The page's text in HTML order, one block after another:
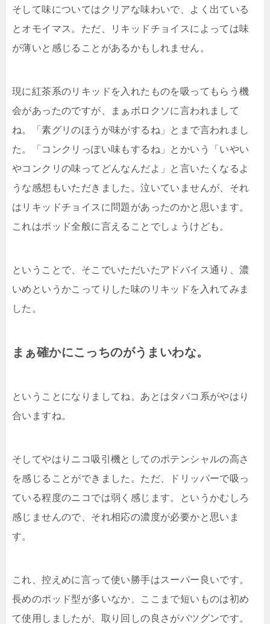
そして味についてはクリアな味わいで、よく出ている
とオモイマス。ただ、リキッドチョイスによっては味
が薄いと感じることがあるかもしれません。
現に紅茶系のリキッドを入れたものを吸ってもらう機
会があったのですが、まぁボロクソに言われまして
ね。「素グリのほうが味がするね」とまで言われまし
た。「コンクリっぽい味もするね」とかいう「いやい
やコンクリの味ってどんなんだよ」と言いたくなるよ
うな感想もいただきました。泣いていませんが、それ
はリキッドチョイスに問題があったのかと思います。
これはポッド全般に言えることでしょうけども。
ということで、そこでいただいたアドバイス通り、濃
いめというかこってりした味のリキッドを入れてみま
した。
まぁ確かにこっちのがうまいわな。
ということになりましてね。あとはタバコ系がやはり
合いますね。
そしてやはりニコ吸引機としてのポテンシャルの高さ
を感じることができました。ただ、ドリッパーで吸っ
ている程度のニコでは弱く感じます。というかむしろ
感じませんので、それ相応の濃度が必要かと思いま
す。
これ、控えめに言って使い勝手はスーパー良いです。
長めのポッド型が多いなか、ここまで短いものは初め
て使用しましたが、取り回しの良さがバツグンです。